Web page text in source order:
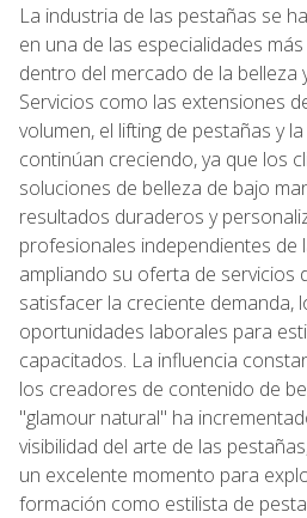
La industria de las pestañas se
en una de las especialidades
dentro del mercado de la belleza
Servicios como las extensiones
volumen, el lifting de pestañas y
continúan creciendo, ya que los
soluciones de belleza de bajo
resultados duraderos y
profesionales independientes de
ampliando su oferta de servicios
satisfacer la creciente demanda,
oportunidades laborales para
capacitados. La influencia
los creadores de contenido de
"glamour natural" ha
visibilidad del arte de las
un excelente momento para
formación como estilista de